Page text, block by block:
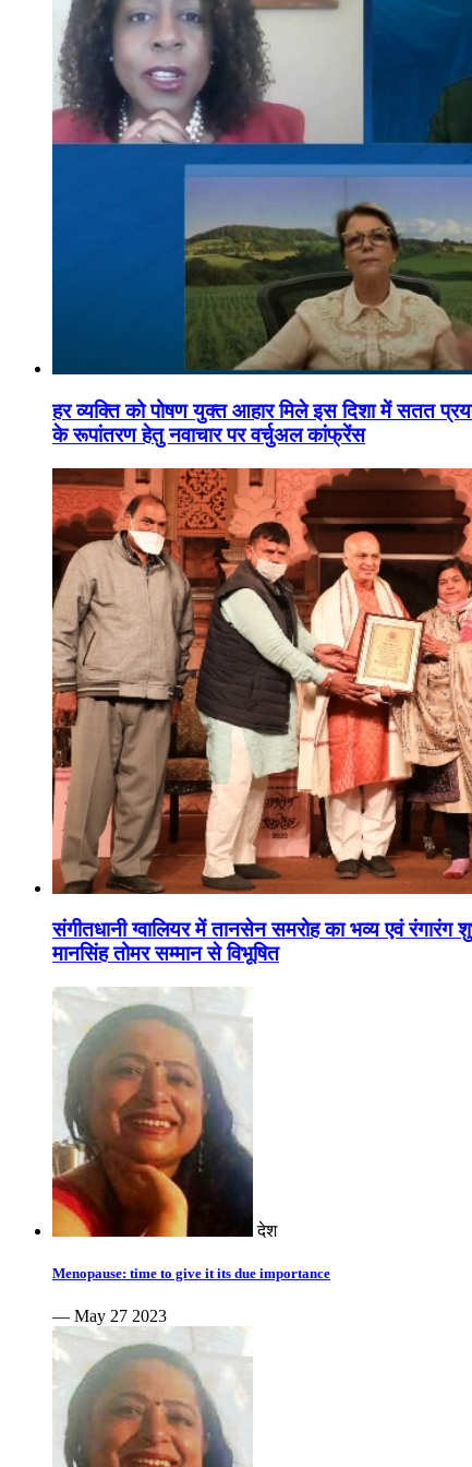
हर व्यक्ति को पोषण युक्त आहार मिले इस दिशा में सतत
के रूपांतरण हेतु नवाचार पर वर्चुअल कांफ्रेंस
संगीतधानी ग्वालियर में तानसेन समरोह का भव्य एवं
मानसिंह तोमर सम्मान से विभूषित
देश
Menopause: time to give it its due importance
— May 27 2023